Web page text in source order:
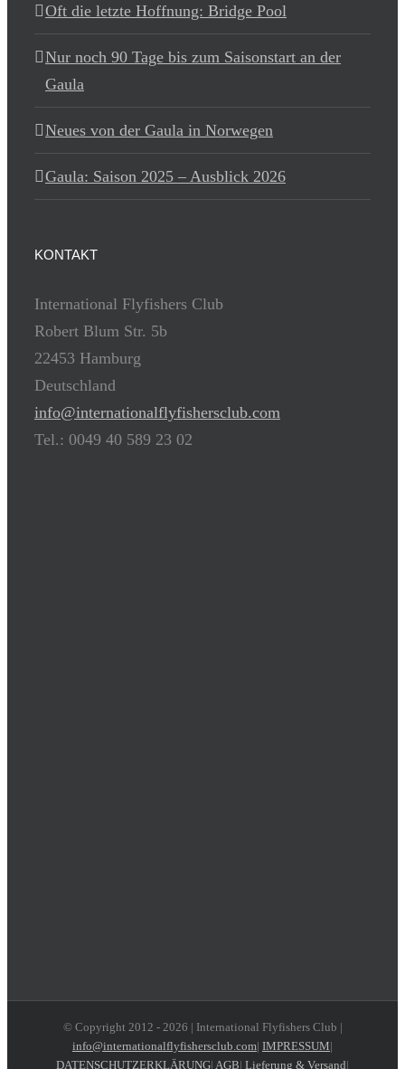
Oft die letzte Hoffnung: Bridge Pool
Nur noch 90 Tage bis zum Saisonstart an der
Gaula
Neues von der Gaula in Norwegen
Gaula: Saison 2025 – Ausblick 2026
KONTAKT
International Flyfishers Club
Robert Blum Str. 5b
22453 Hamburg
Deutschland
info@internationalflyfishersclub.com
Tel.: 0049 40 589 23 02
© Copyright 2012 - 2026 | International Flyfishers Club |
info@internationalflyfishersclub.com| IMPRESSUM|
DATENSCHUTZERKLÄRUNG| AGB| Lieferung & Versand|